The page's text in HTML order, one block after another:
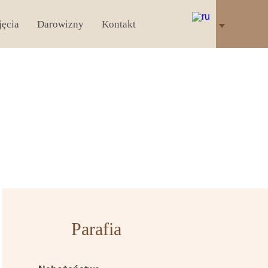
Darowizny Kontakt
Parafia